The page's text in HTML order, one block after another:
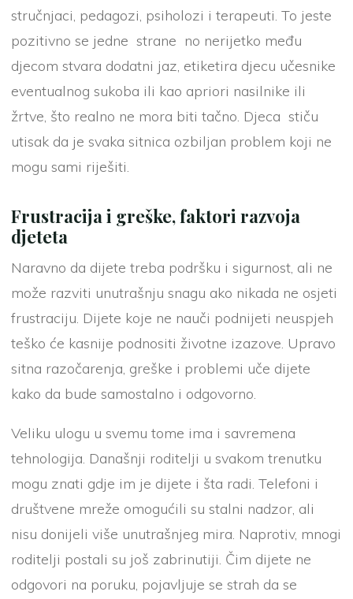
stručnjaci, pedagozi, psiholozi i terapeuti. To jeste
pozitivno se jedne strane no nerijetko među
djecom stvara dodatni jaz, etiketira djecu učesnike
eventualnog sukoba ili kao apriori nasilnike ili
žrtve, što realno ne mora biti tačno. Djeca stiču
utisak da je svaka sitnica ozbiljan problem koji ne
mogu sami riješiti.
Frustracija i greške, faktori razvoja
djeteta
Naravno da dijete treba podršku i sigurnost, ali ne
može razviti unutrašnju snagu ako nikada ne osjeti
frustraciju. Dijete koje ne nauči podnijeti neuspjeh
teško će kasnije podnositi životne izazove. Upravo
sitna razočarenja, greške i problemi uče dijete
kako da bude samostalno i odgovorno.
Veliku ulogu u svemu tome ima i savremena
tehnologija. Današnji roditelji u svakom trenutku
mogu znati gdje im je dijete i šta radi. Telefoni i
društvene mreže omogućili su stalni nadzor, ali
nisu donijeli više unutrašnjeg mira. Naprotiv, mnogi
roditelji postali su još zabrinutiji. Čim dijete ne
odgovori na poruku, pojavljuje se strah da se